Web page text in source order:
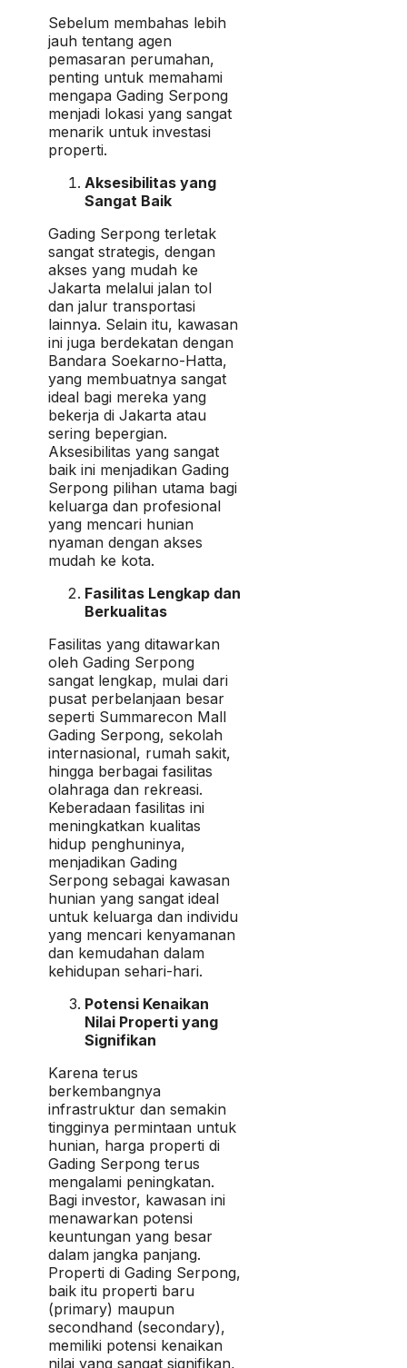
Sebelum membahas lebih
jauh tentang agen
pemasaran perumahan,
penting untuk memahami
mengapa Gading Serpong
menjadi lokasi yang sangat
menarik untuk investasi
properti.
Aksesibilitas yang
Sangat Baik
Gading Serpong terletak
sangat strategis, dengan
akses yang mudah ke
Jakarta melalui jalan tol
dan jalur transportasi
lainnya. Selain itu, kawasan
ini juga berdekatan dengan
Bandara Soekarno-Hatta,
yang membuatnya sangat
ideal bagi mereka yang
bekerja di Jakarta atau
sering bepergian.
Aksesibilitas yang sangat
baik ini menjadikan Gading
Serpong pilihan utama bagi
keluarga dan profesional
yang mencari hunian
nyaman dengan akses
mudah ke kota.
Fasilitas Lengkap dan
Berkualitas
Fasilitas yang ditawarkan
oleh Gading Serpong
sangat lengkap, mulai dari
pusat perbelanjaan besar
seperti Summarecon Mall
Gading Serpong, sekolah
internasional, rumah sakit,
hingga berbagai fasilitas
olahraga dan rekreasi.
Keberadaan fasilitas ini
meningkatkan kualitas
hidup penghuninya,
menjadikan Gading
Serpong sebagai kawasan
hunian yang sangat ideal
untuk keluarga dan individu
yang mencari kenyamanan
dan kemudahan dalam
kehidupan sehari-hari.
Potensi Kenaikan
Nilai Properti yang
Signifikan
Karena terus
berkembangnya
infrastruktur dan semakin
tingginya permintaan untuk
hunian, harga properti di
Gading Serpong terus
mengalami peningkatan.
Bagi investor, kawasan ini
menawarkan potensi
keuntungan yang besar
dalam jangka panjang.
Properti di Gading Serpong,
baik itu properti baru
(primary) maupun
secondhand (secondary),
memiliki potensi kenaikan
nilai yang sangat signifikan,